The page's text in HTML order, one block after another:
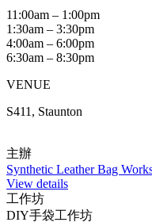
11:00am – 1:00pm
1:30am – 3:30pm
4:00am – 6:00pm
6:30am – 8:30pm
VENUE
S411, Staunton
主辦
Synthetic Leather Bag
View details
工作坊
DIY手袋工作坊